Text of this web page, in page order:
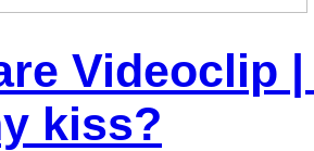
Videoclip
kiss?